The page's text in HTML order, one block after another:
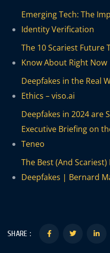
Emerging Tech: The
Identity Verification
The 10 Scariest Future
Know About Right
Deepfakes in the Real
Ethics – viso.ai
Deepfakes in 2024 are
Executive Briefing on
Teneo
The Best (And
Deepfakes | Bernard
SHARE :